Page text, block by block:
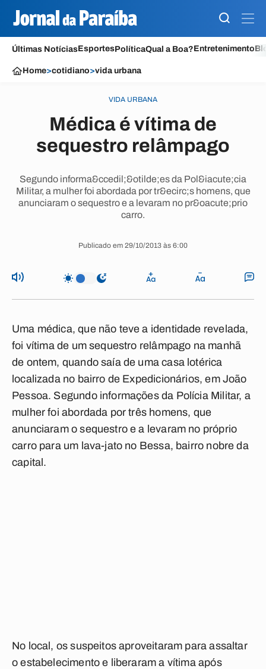
Últimas NotíciasEsportesPolíticaQual a Boa?Entretenimento
Home>cotidiano>vida urbana
VIDA URBANA
Médica é vítima de
sequestro relâmpago
Segundo informa&ccedil;&otilde;es da Pol&iacute;cia
Militar, a mulher foi abordada por tr&ecirc;s homens, que
anunciaram o sequestro e a levaram no pr&oacute;prio
carro.
Publicado em 29/10/2013 às 6:00
Uma médica, que não teve a identidade revelada,
foi vítima de um sequestro relâmpago na manhã
de ontem, quando saía de uma casa lotérica
localizada no bairro de Expedicionários, em João
Pessoa. Segundo informações da Polícia Militar, a
mulher foi abordada por três homens, que
anunciaram o sequestro e a levaram no próprio
carro para um lava-jato no Bessa, bairro nobre da
capital.
No local, os suspeitos aproveitaram para assaltar
o estabelecimento e liberaram a vítima após